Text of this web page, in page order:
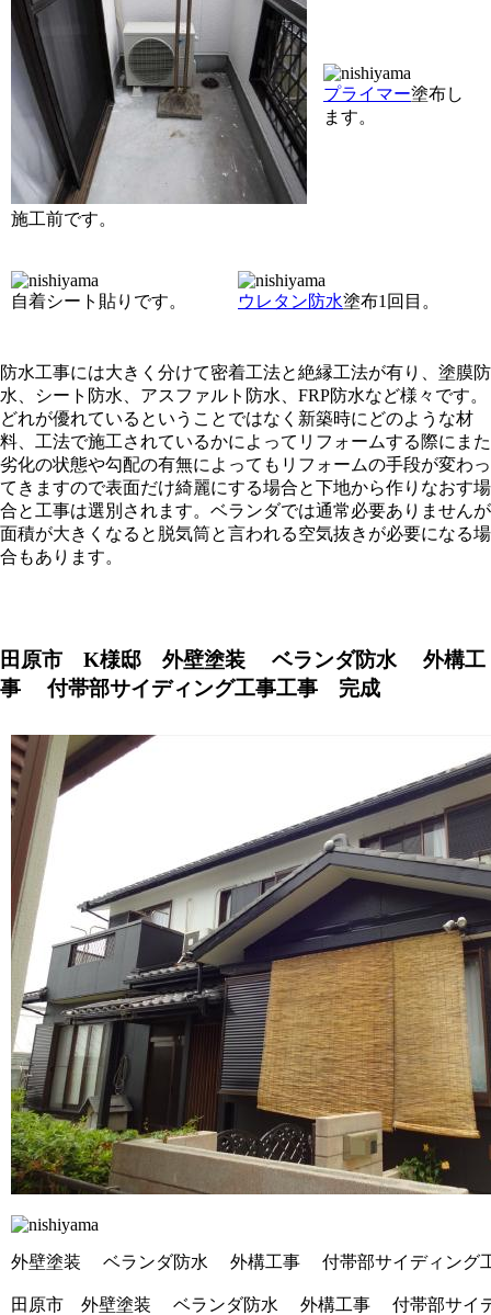
施工前です。
プライマー塗布し
ます。
自着シート貼りです。 ウレタン防水塗布1回目。
防水工事には大きく分けて密着工法と絶縁工法が有り、塗膜防
水、シート防水、アスファルト防水、FRP防水など様々です。
どれが優れているということではなく新築時にどのような材
料、工法で施工されているかによってリフォームする際にまた
劣化の状態や勾配の有無によってもリフォームの手段が変わっ
てきますので表面だけ綺麗にする場合と下地から作りなおす場
合と工事は選別されます。ベランダでは通常必要ありませんが
面積が大きくなると脱気筒と言われる空気抜きが必要になる場
合もあります。
田原市 K様邸 外壁塗装 ベランダ防水 外構工
事 付帯部サイディング工事工事 完成
外壁塗装 ベランダ防水 外構工事 付帯部サイディング
田原市 外壁塗装 ベランダ防水 外構工事 付帯部サイ